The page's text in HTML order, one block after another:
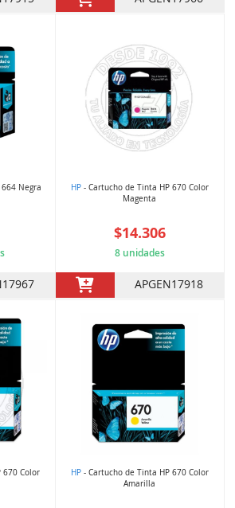
Negra HP- Cartucho de Tinta HP 670 Color
Magenta
$14.306
8 unidades
APGEN17918
670 Color
HP- Cartucho de Tinta HP 670 Color
Amarilla